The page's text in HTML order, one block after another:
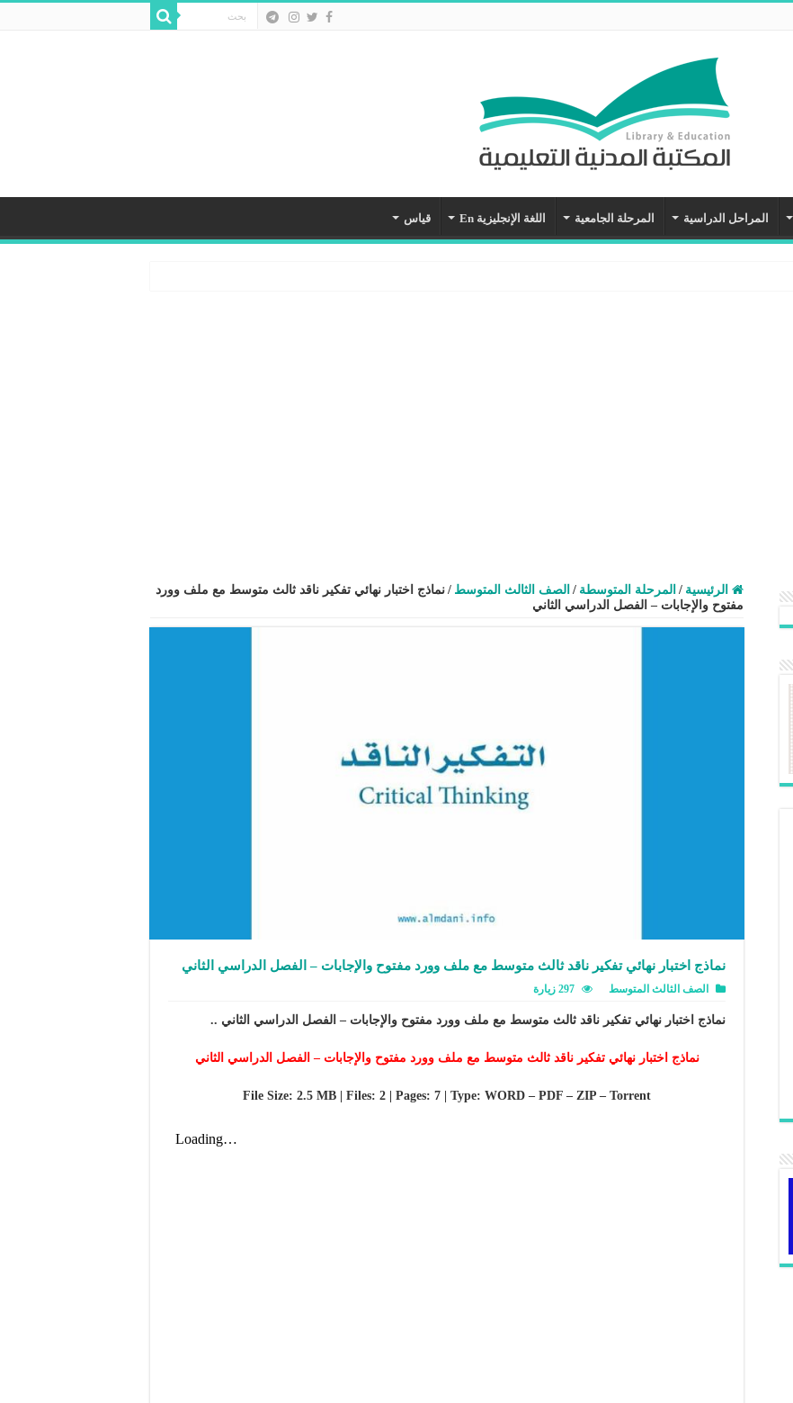
المراحل الدراسية المرحلة الجامعية اللغة الإنجليزية En قياس
الرئيسية / المرحلة المتوسطة / الصف الثالث المتوسط / نماذج اختبار نهائي تفكير ناقد ثالث متوسط مع ملف وورد
مفتوح والإجابات – الفصل الدراسي الثاني
نماذج اختبار نهائي تفكير ناقد ثالث متوسط مع ملف وورد مفتوح والإجابات – الفصل الدراسي الثاني
الصف الثالث المتوسط 297 زيارة
نماذج اختبار نهائي تفكير ناقد ثالث متوسط مع ملف وورد مفتوح والإجابات – الفصل الدراسي الثاني ..
نماذج اختبار نهائي تفكير ناقد ثالث متوسط مع ملف وورد مفتوح والإجابات – الفصل الدراسي الثاني
File Size: 2.5 MB | Files: 2 | Pages: 7 | Type: WORD – PDF – ZIP – Torrent